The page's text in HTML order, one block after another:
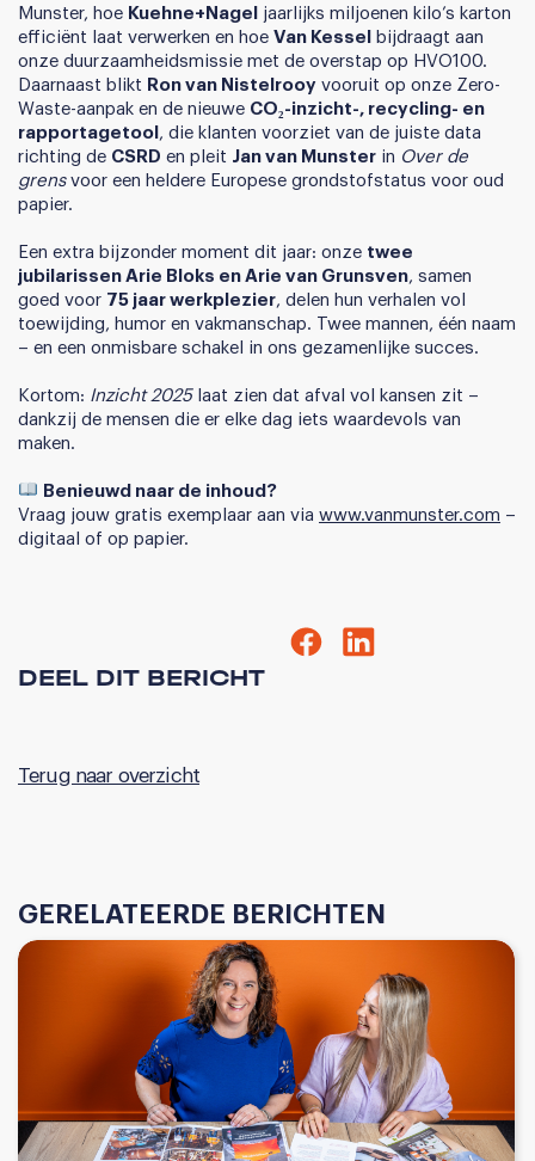
Munster, hoe Kuehne+Nagel
jaarlijks miljoenen kilo’s karton
efficiënt laat verwerken en hoe Van Kessel
bijdraagt aan
onze duurzaamheidsmissie met de overstap op HVO100.
Daarnaast blikt Ron van Nistelrooy vooruit op onze Zero-
Waste-aanpak en de nieuwe CO₂-inzicht-, recycling- en
rapportagetool , die klanten voorziet van de juiste data
richting de CSRD en pleit Jan van Munster in Over de
grensvoor een heldere Europese grondstofstatus voor oud
papier.
Een extra bijzonder moment dit jaar: onze twee
jubilarissen Arie Bloks en Arie van Grunsven, samen
goed voor 75 jaar werkplezier, delen hun verhalen vol
toewijding, humor en vakmanschap. Twee mannen, één naam
– en een onmisbare schakel in ons gezamenlijke succes.
Kortom: Inzicht 2025laat zien dat afval vol kansen zit –
dankzij de mensen die er elke dag iets waardevols van
maken.
Benieuwd naar de inhoud?
Vraag jouw gratis exemplaar aan via www.vanmunster.com –
digitaal of op papier.
DEEL DIT BERICHT
Terug naar overzicht
GERELATEERDE BERICHTEN